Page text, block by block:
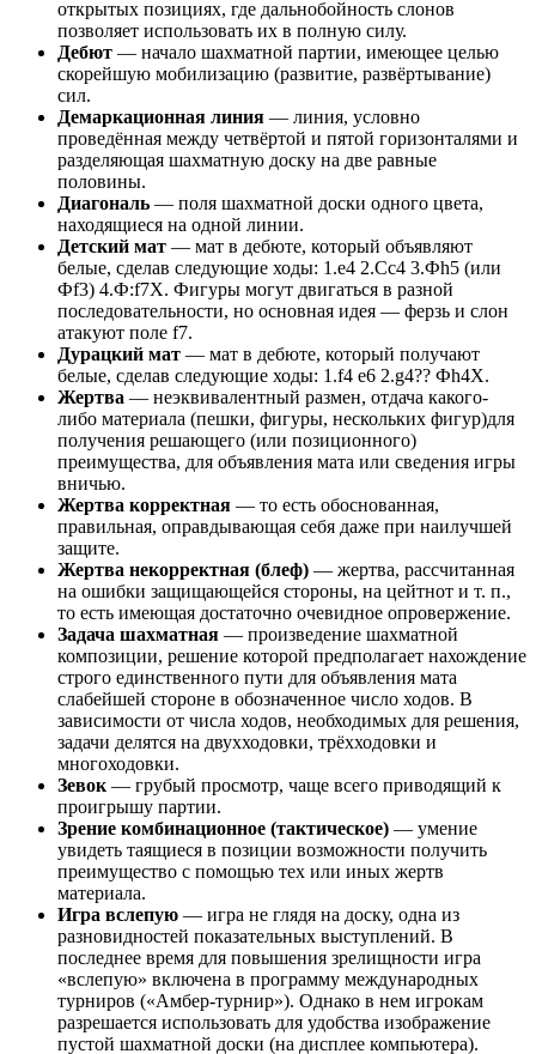
открытых позициях, где дальнобойность слонов
позволяет использовать их в полную силу.
Дебют — начало шахматной партии, имеющее целью
скорейшую мобилизацию (развитие, развёртывание)
сил.
Демаркационная линия — линия, условно
проведённая между четвёртой и пятой горизонталями и
разделяющая шахматную доску на две равные
половины.
Диагональ — поля шахматной доски одного цвета,
находящиеся на одной линии.
Детский мат — мат в дебюте, который объявляют
белые, сделав следующие ходы: 1.e4 2.Сc4 3.Фh5 (или
Фf3) 4.Ф:f7Х. Фигуры могут двигаться в разной
последовательности, но основная идея — ферзь и слон
атакуют поле f7.
Дурацкий мат — мат в дебюте, который получают
белые, сделав следующие ходы: 1.f4 e6 2.g4?? Фh4Х.
Жертва — неэквивалентный размен, отдача какого-
либо материала (пешки, фигуры, нескольких фигур)для
получения решающего (или позиционного)
преимущества, для объявления мата или сведения игры
вничью.
Жертва корректная — то есть обоснованная,
правильная, оправдывающая себя даже при наилучшей
защите.
Жертва некорректная (блеф) — жертва, рассчитанная
на ошибки защищающейся стороны, на цейтнот и т. п.,
то есть имеющая достаточно очевидное опровержение.
Задача шахматная — произведение шахматной
композиции, решение которой предполагает нахождение
строго единственного пути для объявления мата
слабейшей стороне в обозначенное число ходов. В
зависимости от числа ходов, необходимых для решения,
задачи делятся на двухходовки, трёхходовки и
многоходовки.
Зевок — грубый просмотр, чаще всего приводящий к
проигрышу партии.
Зрение комбинационное (тактическое) — умение
увидеть таящиеся в позиции возможности получить
преимущество с помощью тех или иных жертв
материала.
Игра вслепую — игра не глядя на доску, одна из
разновидностей показательных выступлений. В
последнее время для повышения зрелищности игра
«вслепую» включена в программу международных
турниров («Амбер-турнир»). Однако в нем игрокам
разрешается использовать для удобства изображение
пустой шахматной доски (на дисплее компьютера).